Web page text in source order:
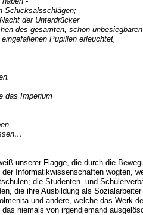
Schicksalsschlägen;
der Unterdrücker
des gesamten, schon
Pupillen erleuchtet,
das Imperium
unserer Flagge, die durch die
Informatikwissenschaften wogten,
die Studenten- und
die ihre Ausbildung als
und andere, welche das Werk
niemals von irgendjemand